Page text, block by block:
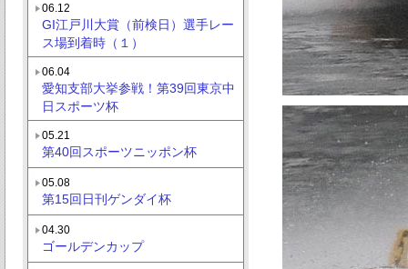
06.12
GI江戸川大賞（前検日）選手レー
ス場到着時（１）
06.04
愛知支部大挙参戦！第39回東京中
日スポーツ杯
05.21
第40回スポーツニッポン杯
05.08
第15回日刊ゲンダイ杯
04.30
ゴールデンカップ